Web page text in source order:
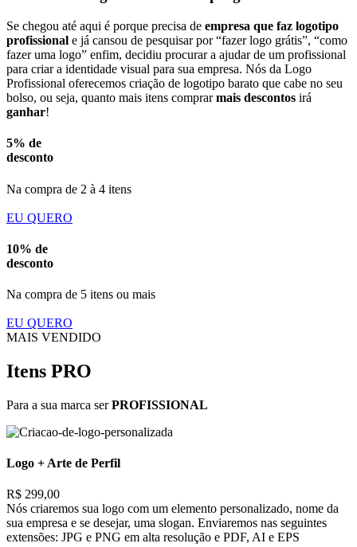
Se chegou até aqui é porque precisa de empresa que faz logotipo
profissional e já cansou de pesquisar por “fazer logo grátis”, “como
fazer uma logo” enfim, decidiu procurar a ajudar de um profissional
para criar a identidade visual para sua empresa. Nós da Logo
Profissional oferecemos criação de logotipo barato que cabe no seu
bolso, ou seja, quanto mais itens comprarmais descontos irá
ganhar!
5% de
desconto
Na compra de 2 à 4 itens
EU QUERO
10% de
desconto
Na compra de 5 itens ou mais
EU QUERO
MAIS VENDIDO
Itens PRO
Para a sua marca serPROFISSIONAL
Logo + Arte de Perfil
R$ 299,00
Nós criaremos sua logo com um elemento personalizado, nome da
sua empresa e se desejar, uma slogan. Enviaremos nas seguintes
extensões: JPG e PNG em alta resolução e PDF, AI e EPS